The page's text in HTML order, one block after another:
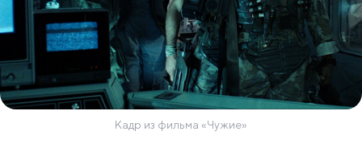
Кадр из фильма «Чужие»